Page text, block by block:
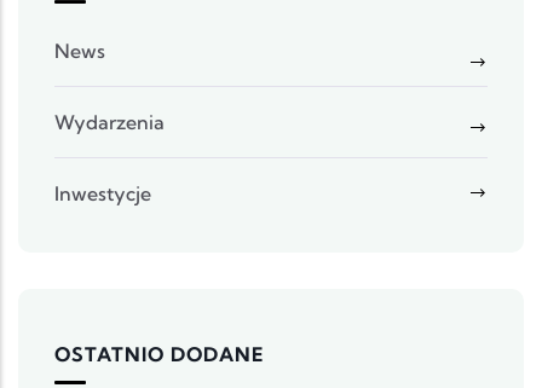
News
Wydarzenia
Inwestycje
OSTATNIO DODANE